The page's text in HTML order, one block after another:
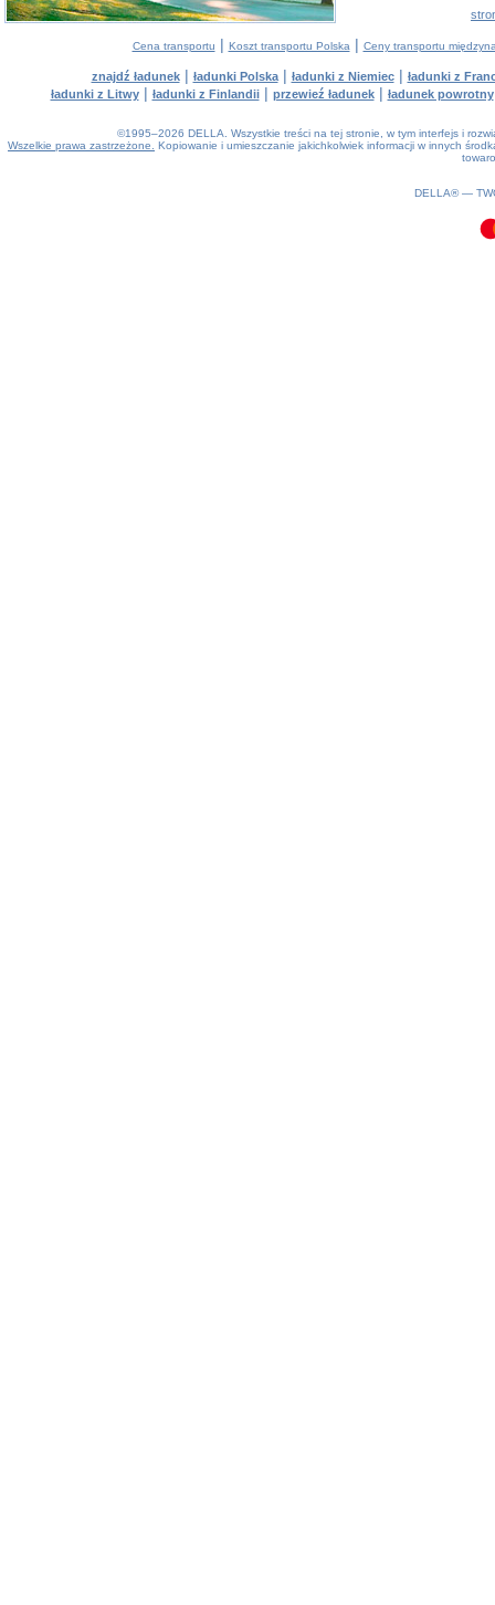
Cena transportu | Koszt transportu Polska | Ceny transportu
znajdź ładunek| ładunki Polska| ładunki z Niemiec| ładunki z
ładunki z Litwy| ładunki z Finlandii| przewieź ładunek| ładunek powrotny
©1995–2026 DELLA. Wszystkie treści na tej stronie, w tym interfejs i
Wszelkie prawa zastrzeżone.
Kopiowanie i umieszczanie jakichkolwiek informacji w innych
DELLA® —